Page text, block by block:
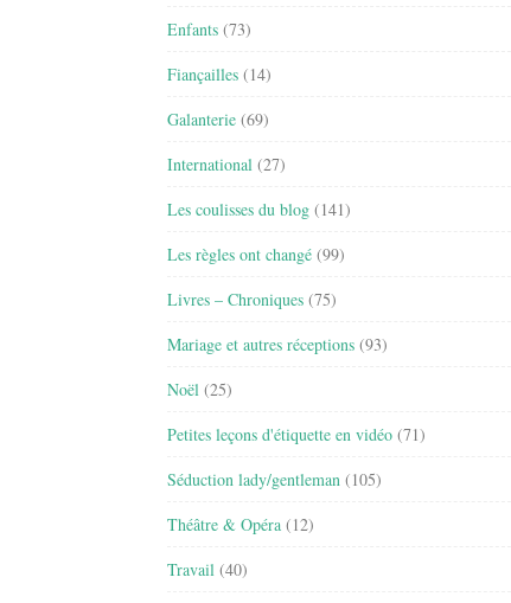
Enfants (73)
Fiançailles (14)
Galanterie (69)
International (27)
Les coulisses du blog (141)
Les règles ont changé (99)
Livres – Chroniques (75)
Mariage et autres réceptions (93)
Noël (25)
Petites leçons d'étiquette en vidéo (71)
Séduction lady/gentleman (105)
Théâtre & Opéra (12)
Travail (40)